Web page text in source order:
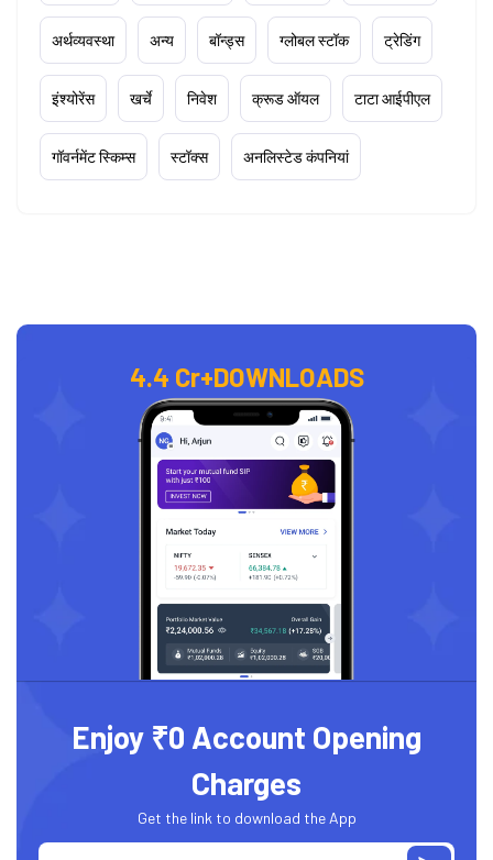
अर्थव्यवस्था अन्य बॉन्ड्स ग्लोबल स्टॉक ट्रेडिंग
इंश्योरेंस खर्चे निवेश क्रूड ऑयल टाटा आईपीएल
गॉवर्नमेंट स्किम्स स्टॉक्स अनलिस्टेड कंपनियां
4.4 Cr+DOWNLOADS
Enjoy ₹0 Account Opening
Charges
Get the link to download the App